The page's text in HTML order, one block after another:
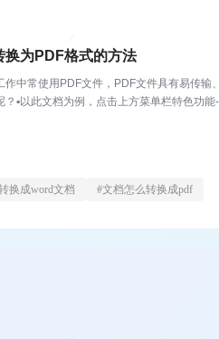
换为PDF格式的方法
作中常使用PDF文件，PDF文件具有易传输
？▪以此文档为例，点击上方菜单栏特色功
换成word文档 #文档怎么转换成pdf